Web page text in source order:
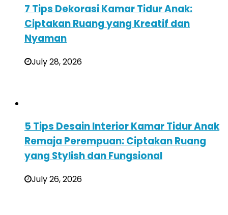
7 Tips Dekorasi Kamar Tidur Anak:
Ciptakan Ruang yang Kreatif dan
Nyaman
July 28, 2026
5 Tips Desain Interior Kamar Tidur Anak
Remaja Perempuan: Ciptakan Ruang
yang Stylish dan Fungsional
July 26, 2026